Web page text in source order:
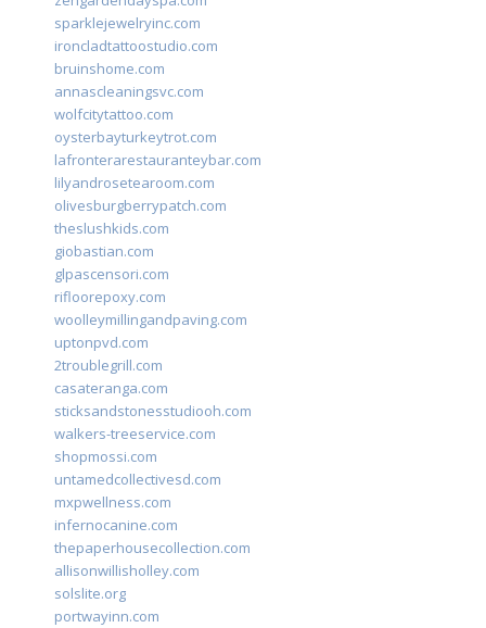
sparklejewelryinc.com
ironcladtattoostudio.com
bruinshome.com
annascleaningsvc.com
wolfcitytattoo.com
oysterbayturkeytrot.com
lafronterarestauranteybar.com
lilyandrosetearoom.com
olivesburgberrypatch.com
theslushkids.com
giobastian.com
glpascensori.com
rifloorepoxy.com
woolleymillingandpaving.com
uptonpvd.com
2troublegrill.com
casateranga.com
sticksandstonesstudiooh.com
walkers-treeservice.com
shopmossi.com
untamedcollectivesd.com
mxpwellness.com
infernocanine.com
thepaperhousecollection.com
allisonwillisholley.com
solslite.org
portwayinn.com